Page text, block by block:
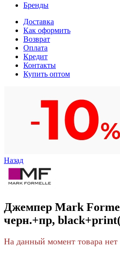
Бренды
Доставка
Как оформить
Возврат
Оплата
Кредит
Контакты
Купить оптом
Назад
Джемпер Mark
черн.+пр,
На данный момент товара